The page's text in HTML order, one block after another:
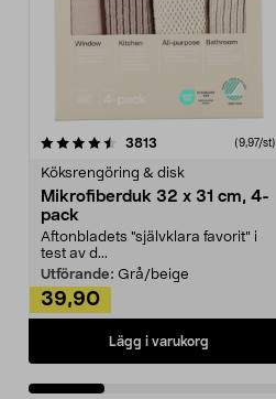
3813 (9,97/st)
Köksrengöring & disk
Mikrofiberduk 32 x 31 cm, 4-
pack
Aftonbladets "självklara favorit” i
test av d...
Utförande: Grå/beige
39,90
Lägg i varukorg
4.0av 5 stjärnor